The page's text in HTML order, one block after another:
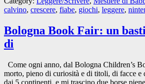
calvino, crescere, fiabe, giochi, leggere,
Bologna Book Fair: un
di
Come ogni anno, dal Bologna Children’s
morto, pieno di curiosità e di titoli, di facce e